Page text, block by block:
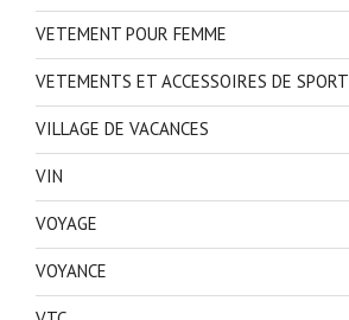
VETEMENT POUR FEMME
VETEMENTS ET ACCESSOIRES DE SPORT
VILLAGE DE VACANCES
VIN
VOYAGE
VOYANCE